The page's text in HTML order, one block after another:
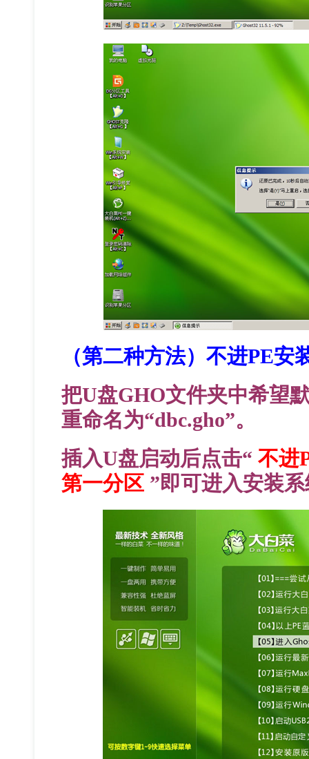
（第二种方法）不进PE安
把U盘GHO文件夹中希望
重命名为“dbc.gho”。
插入U盘启动后点击“ 不进
第一分区 ”即可进入安装